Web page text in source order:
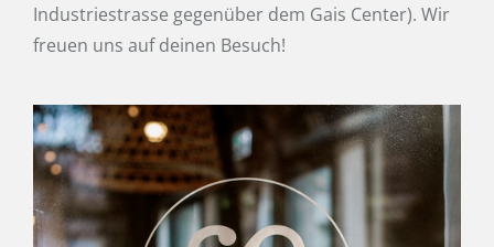
Industriestrasse gegenüber dem Gais Center). Wir
freuen uns auf deinen Besuch!